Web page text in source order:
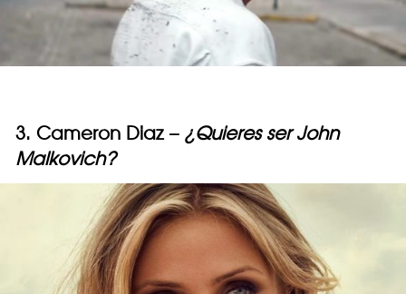
3. Cameron Diaz – ¿Quieres ser John
Malkovich?